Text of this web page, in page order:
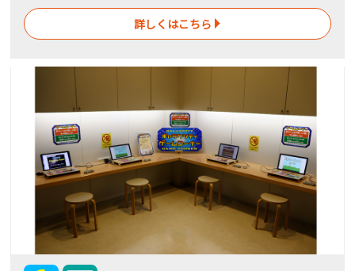
詳しくはこちら